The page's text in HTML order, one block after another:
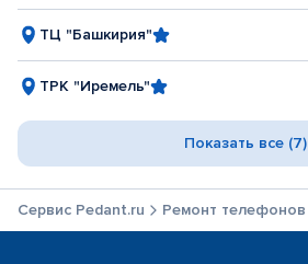
ТЦ "Башкирия"
ТРК "Иремель"
Показать все (7)
Сервис Pedant.ru Ремонт телефонов